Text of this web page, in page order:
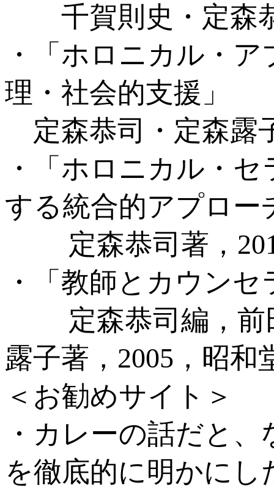
千賀則史・定森恭
・「ホロニカル・
理・社会的支援」
定森恭司・定森露
・「ホロニカル・
する統合的アプロー
定森恭司著，
・「教師とカウン
定森恭司編，前田
露子著，2005，昭和
＜お勧めサイト＞
・カレーの話だと
を徹底的に明かに